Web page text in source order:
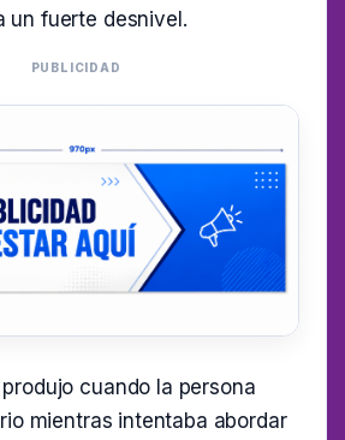
un fuerte desnivel.
PUBLICIDAD
cuando la persona
mientras intentaba abordar